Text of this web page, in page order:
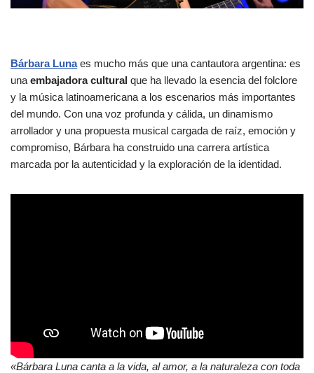
Bárbara Lunaes mucho más que una cantautora argentina: es
una embajadora cultural que ha llevado la esencia del folclore
y la música latinoamericana a los escenarios más importantes
del mundo. Con una voz profunda y cálida, un dinamismo
arrollador y una propuesta musical cargada de raíz, emoción y
compromiso, Bárbara ha construido una carrera artística
marcada por la autenticidad y la exploración de la identidad.
«Bárbara Luna canta a la vida, al amor, a la naturaleza con toda